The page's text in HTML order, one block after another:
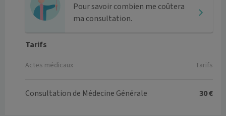
Pour savoir combien me coûtera
ma consultation.
Tarifs
Actes médicaux Tarifs
Consultation de Médecine Générale 30 €